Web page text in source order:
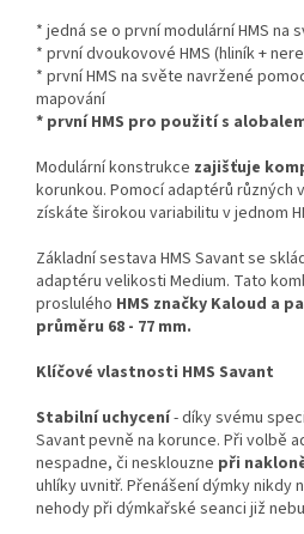
* jedná se o první modulární HMS na
* první dvoukovové HMS (hliník +
* první HMS na světe navržené
mapování
* první HMS pro použití s
Modulární konstrukce zajišťuje
korunkou. Pomocí adaptérů různých
získáte širokou variabilitu v jednom
Základní sestava HMS Savant se
adaptéru velikosti Medium. Tato
proslulého HMS značky Kaloud a
průměru 68 - 77 mm.
Klíčové vlastnosti HMS Savant
Stabilní uchycení- díky svému
Savant pevně na korunce. Při volbě
nespadne, či nesklouzne při
uhlíky uvnitř. Přenášení dýmky nikdy
nehody při dýmkařské seanci již